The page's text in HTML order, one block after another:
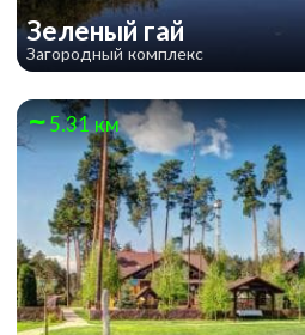
Зеленый гай
Загородный комплекс
5.31 км